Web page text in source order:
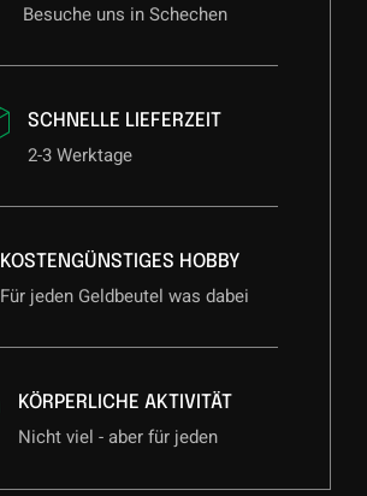
Besuche uns in Schechen
SCHNELLE LIEFERZEIT
2-3 Werktage
KOSTENGÜNSTIGES HOBBY
Für jeden Geldbeutel was dabei
KÖRPERLICHE AKTIVITÄT
Nicht viel - aber für jeden